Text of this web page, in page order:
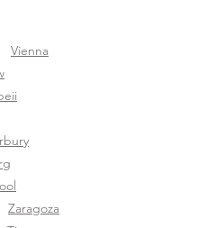
Vienna
Zaragoza